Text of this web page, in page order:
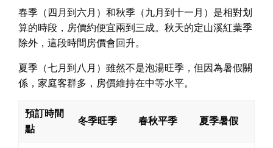
春季（四月到六月）和秋季（九月到十一月）是相對划
算的時段，房價約便宜兩到三成。秋天的定山溪紅葉季
除外，這段時間房價會回升。
夏季（七月到八月）雖然不是泡湯旺季，但因為暑假關
係，家庭客群多，房價維持在中等水平。
預訂時間
點
冬季旺季 春秋平季 夏季暑假